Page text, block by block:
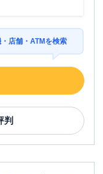
店舗・ATMを検索
判